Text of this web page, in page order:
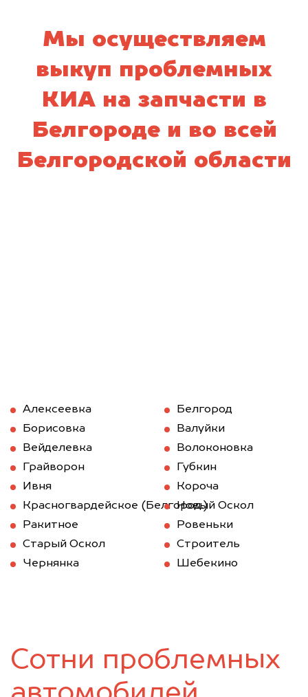
Мы осуществляем
выкуп проблемных
КИА на запчасти в
Белгороде и во всей
Белгородской области
Алексеевка
Белгород
Борисовка
Валуйки
Вейделевка
Волоконовка
Грайворон
Губкин
Ивня
Короча
Красногвардейское (Белгород.)Новый Оскол
Ракитное
Ровеньки
Старый Оскол
Строитель
Чернянка
Шебекино
Сотни проблемных